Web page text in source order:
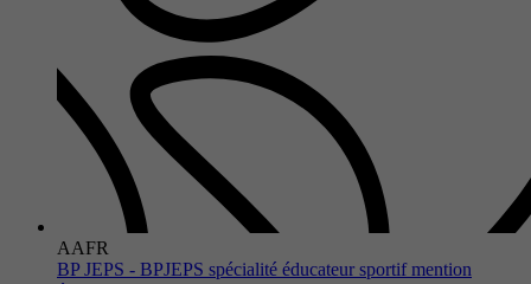
AAFR
BP JEPS - BPJEPS spécialité éducateur sportif mention